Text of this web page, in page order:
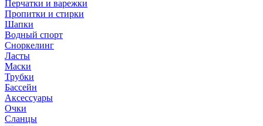
Перчатки и варежки
Пропитки и стирки
Шапки
Водный спорт
Сноркелинг
Ласты
Маски
Трубки
Бассейн
Аксессуары
Очки
Сланцы